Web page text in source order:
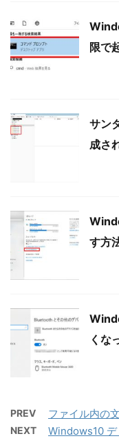
限で
サン
成さ
す方
くな
PREV ファイル内の
NEXT Windows10 デ